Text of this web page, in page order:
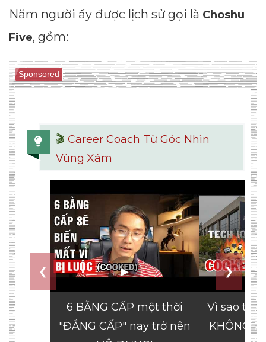
Năm người ấy được lịch sử gọi là Choshu
Five, gồm:
Sponsored